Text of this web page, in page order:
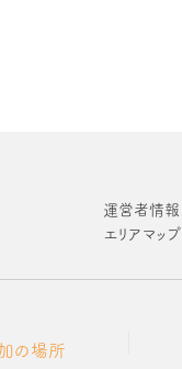
運営者情報
エリアマップ
の場所